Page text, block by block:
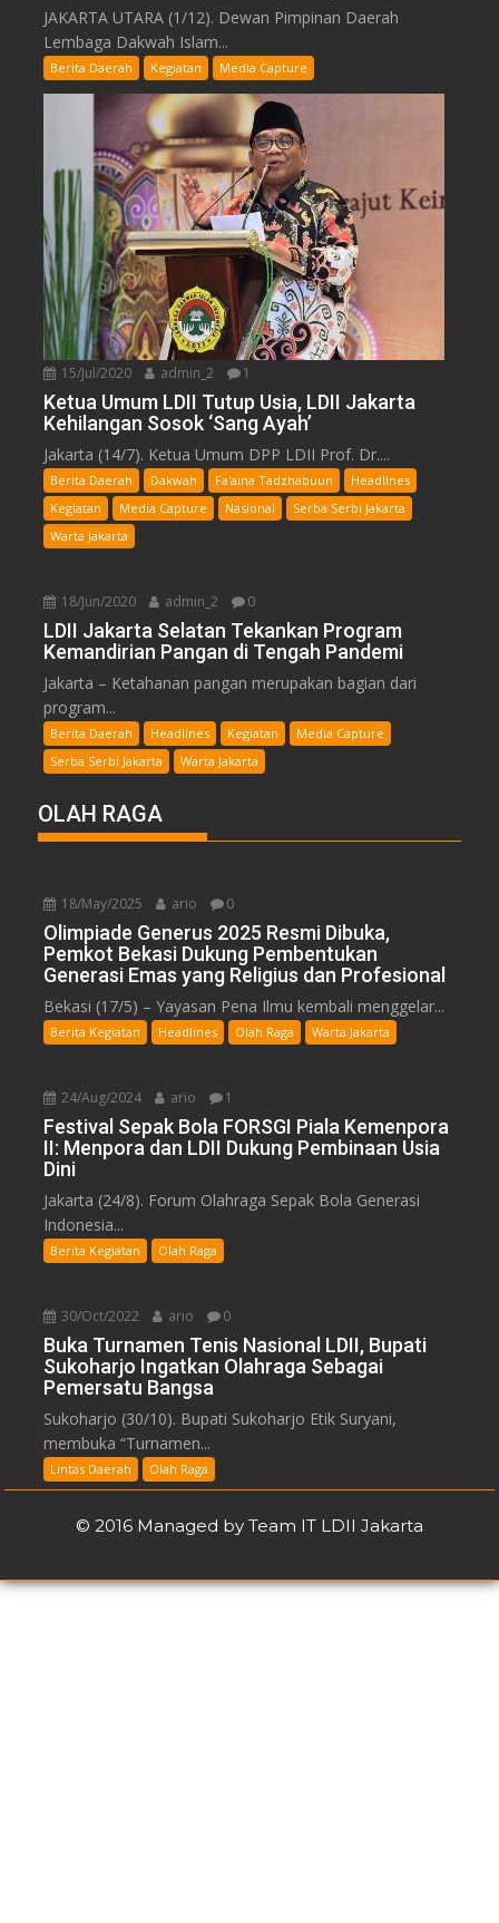
JAKARTA UTARA (1/12). Dewan Pimpinan Daerah
Lembaga Dakwah Islam...
Berita Daerah Kegiatan Media Capture
15/Jul/2020 admin_2 1
Ketua Umum LDII Tutup Usia, LDII Jakarta
Kehilangan Sosok ‘Sang Ayah’
Jakarta (14/7). Ketua Umum DPP LDII Prof. Dr....
Berita Daerah Dakwah Fa'aina Tadzhabuun
Headlines
Kegiatan
Media Capture Nasional
Serba Serbi Jakarta
Warta Jakarta
18/Jun/2020 admin_2 0
LDII Jakarta Selatan Tekankan Program
Kemandirian Pangan di Tengah Pandemi
Jakarta – Ketahanan pangan merupakan bagian dari
program...
Berita Daerah Headlines Kegiatan
Media Capture
Serba Serbi Jakarta
Warta Jakarta
OLAH RAGA
18/May/2025 ario 0
Olimpiade Generus 2025 Resmi Dibuka,
Pemkot Bekasi Dukung Pembentukan
Generasi Emas yang Religius dan Profesional
Bekasi (17/5) – Yayasan Pena Ilmu kembali menggelar...
Berita Kegiatan Headlines Olah Raga Warta Jakarta
24/Aug/2024 ario 1
Festival Sepak Bola FORSGI Piala Kemenpora
II: Menpora dan LDII Dukung Pembinaan Usia
Dini
Jakarta (24/8). Forum Olahraga Sepak Bola Generasi
Indonesia...
Berita Kegiatan Olah Raga
30/Oct/2022 ario 0
Buka Turnamen Tenis Nasional LDII, Bupati
Sukoharjo Ingatkan Olahraga Sebagai
Pemersatu Bangsa
Sukoharjo (30/10). Bupati Sukoharjo Etik Suryani,
membuka “Turnamen...
Lintas Daerah Olah Raga
© 2016 Managed by Team IT LDII Jakarta